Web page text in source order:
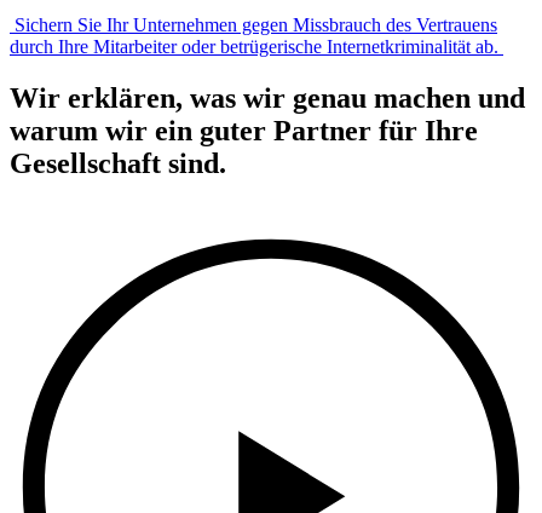
Sichern Sie Ihr Unternehmen gegen Missbrauch des Vertrauens
durch Ihre Mitarbeiter oder betrügerische Internetkriminalität ab.
Wir erklären, was wir genau machen und
warum wir ein guter Partner für Ihre
Gesellschaft sind.